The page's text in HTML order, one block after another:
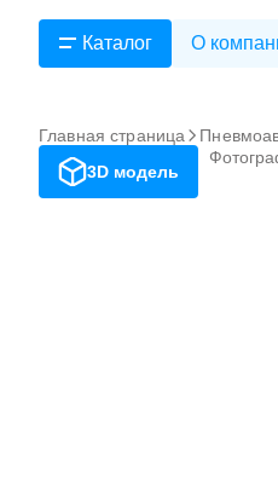
Каталог О
Главная страница
3D модель